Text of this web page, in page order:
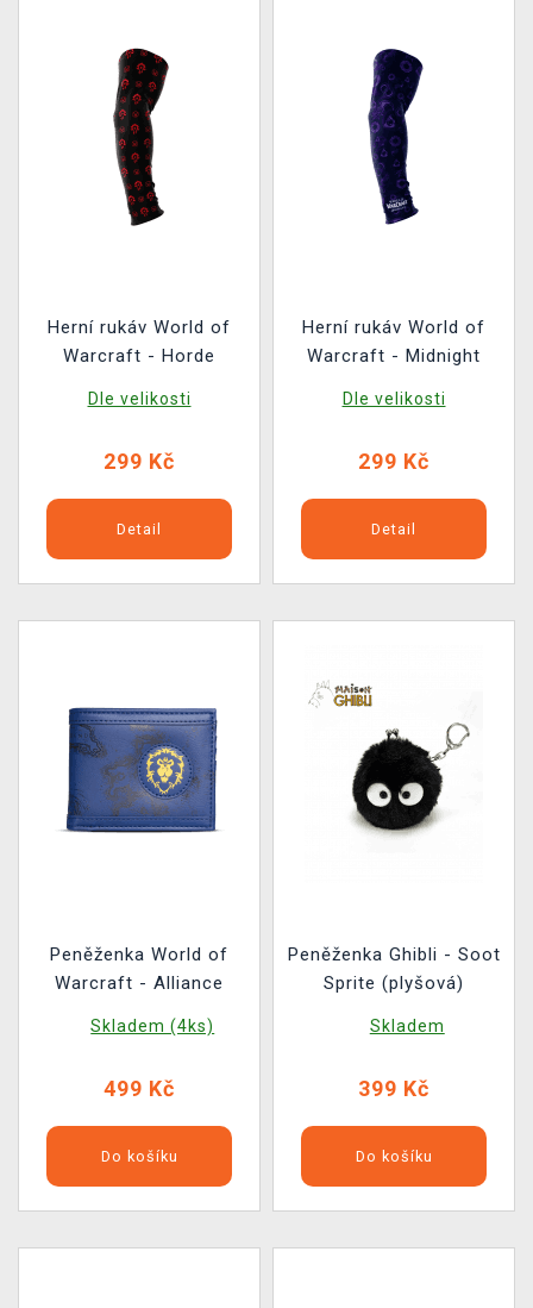
Herní rukáv World of
Warcraft - Horde
Dle velikosti
299 Kč
Detail
Herní rukáv World of
Warcraft - Midnight
Dle velikosti
299 Kč
Detail
Peněženka World of
Warcraft - Alliance
Skladem (4ks)
499 Kč
Do košíku
Peněženka Ghibli - Soot
Sprite (plyšová)
Skladem
399 Kč
Do košíku